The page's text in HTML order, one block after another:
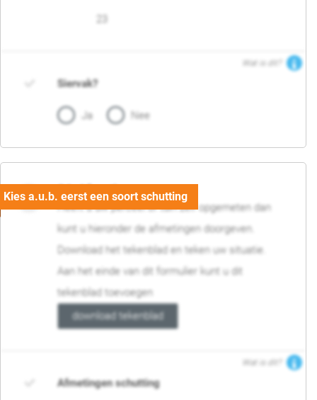
Wat is dit?
Siervak?
Ja Nee
04. Afmetingen
Heeft u uw perceel of tuin zelf opgemeten dan
kunt u hieronder de afmetingen doorgeven.
Download het tekenblad en teken uw situatie.
Aan het einde van dit formulier kunt u dit
tekenblad toevoegen
download tekenblad
Wat is dit?
Afmetingen schutting